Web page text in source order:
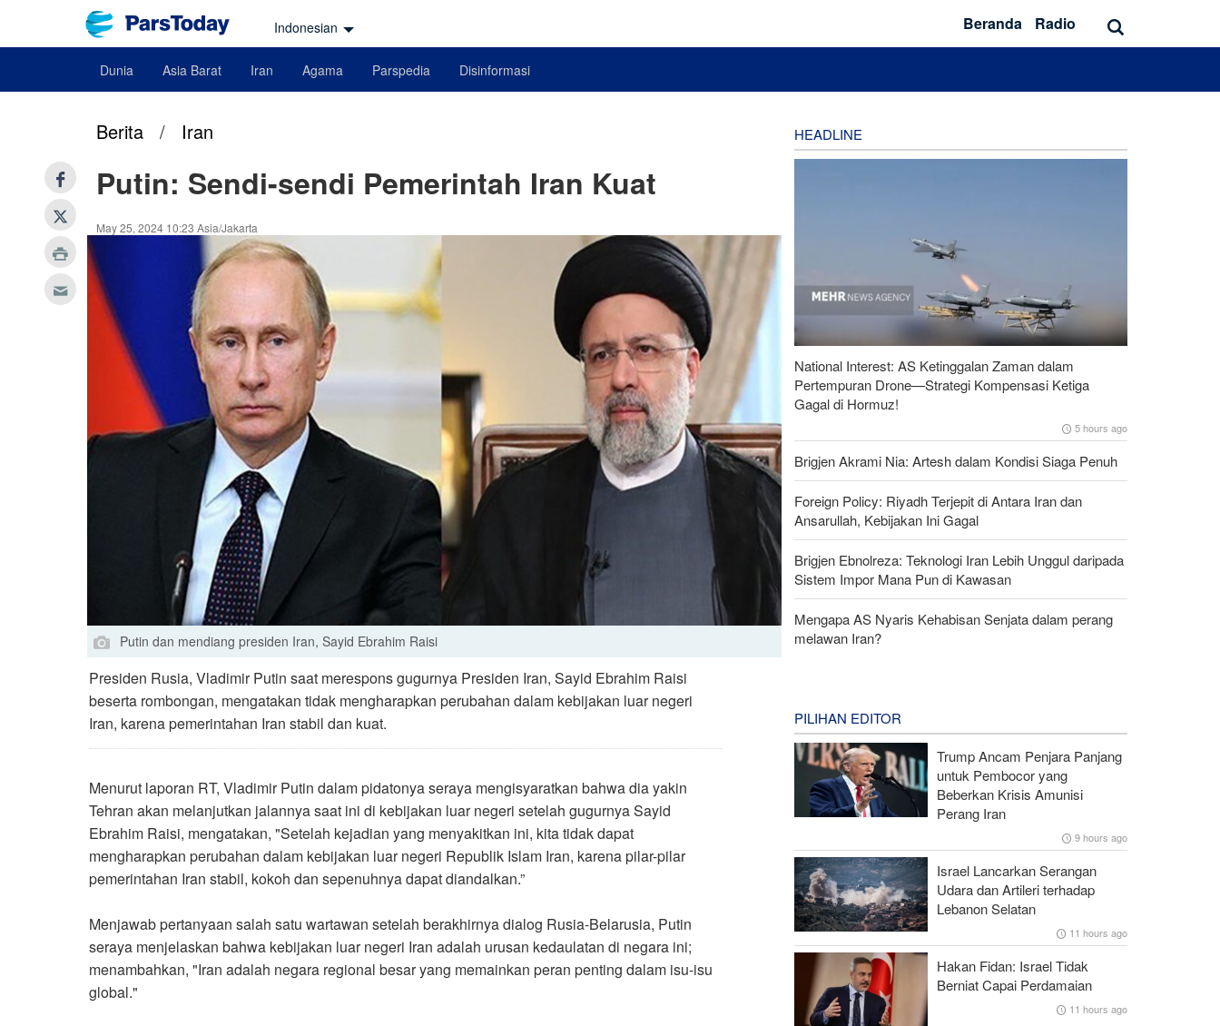
Indonesian Beranda Radio
Dunia Asia Barat Iran Agama Parspedia Disinformasi
Berita / Iran
Putin: Sendi-sendi Pemerintah Iran Kuat
May 25, 2024 10:23 Asia/Jakarta
Putin dan mendiang presiden Iran, Sayid Ebrahim Raisi
Presiden Rusia, Vladimir Putin saat merespons gugurnya Presiden Iran, Sayid Ebrahim Raisi
beserta rombongan, mengatakan tidak mengharapkan perubahan dalam kebijakan luar negeri
Iran, karena pemerintahan Iran stabil dan kuat.
Menurut laporan RT, Vladimir Putin dalam pidatonya seraya mengisyaratkan bahwa dia yakin
Tehran akan melanjutkan jalannya saat ini di kebijakan luar negeri setelah gugurnya Sayid
Ebrahim Raisi, mengatakan, "Setelah kejadian yang menyakitkan ini, kita tidak dapat
mengharapkan perubahan dalam kebijakan luar negeri Republik Islam Iran, karena pilar-pilar
pemerintahan Iran stabil, kokoh dan sepenuhnya dapat diandalkan.”
Menjawab pertanyaan salah satu wartawan setelah berakhirnya dialog Rusia-Belarusia, Putin
seraya menjelaskan bahwa kebijakan luar negeri Iran adalah urusan kedaulatan di negara ini;
menambahkan, "Iran adalah negara regional besar yang memainkan peran penting dalam isu-isu
global."
HEADLINE
National Interest: AS Ketinggalan Zaman dalam
Pertempuran Drone—Strategi Kompensasi Ketiga
Gagal di Hormuz!
5 hours ago
Brigjen Akrami Nia: Artesh dalam Kondisi Siaga Penuh
Foreign Policy: Riyadh Terjepit di Antara Iran dan
Ansarullah, Kebijakan Ini Gagal
Brigjen Ebnolreza: Teknologi Iran Lebih Unggul daripada
Sistem Impor Mana Pun di Kawasan
Mengapa AS Nyaris Kehabisan Senjata dalam perang
melawan Iran?
PILIHAN EDITOR
Trump Ancam Penjara Panjang
untuk Pembocor yang
Beberkan Krisis Amunisi
Perang Iran
9 hours ago
Israel Lancarkan Serangan
Udara dan Artileri terhadap
Lebanon Selatan
11 hours ago
Hakan Fidan: Israel Tidak
Berniat Capai Perdamaian
11 hours ago